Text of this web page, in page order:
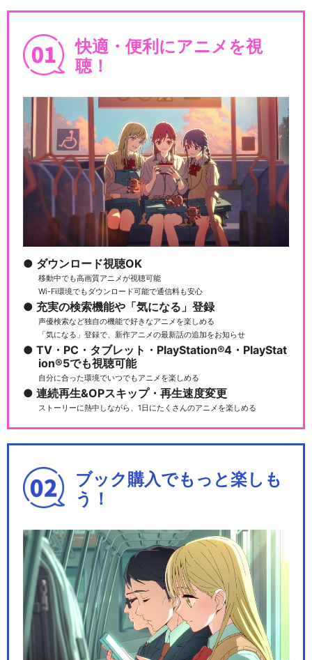
刀鍛冶の里
編
閉じる
快適・便利にアニメを視
聴！
ダウンロード視聴OK
移動中でも高画質アニメが視聴可能
Wi-Fi環境でもダウンロード可能で通信料も安心
充実の検索機能や「気になる」登録
声優検索など独自の機能で好きなアニメを楽しめる
「気になる」登録で、新作アニメの最新話の追加をお知らせ
TV・PC・タブレット・PlayStation®4・PlayStat
ion®5でも視聴可能
自分に合った環境でいつでもアニメを楽しめる
連続再生&OPスキップ・再生速度変更
ストーリーに熱中しながら、1日にたくさんのアニメを楽しめる
ブック購入でもっと楽しも
う！